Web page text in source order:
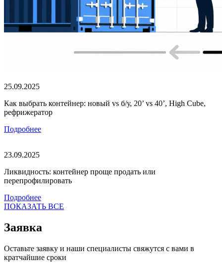
25.09.2025
Как выбрать контейнер: новый vs б/у, 20’ vs 40’, High Cube,
рефрижератор
Подробнее
23.09.2025
Ликвидность: контейнер проще продать или
перепрофилировать
Подробнее
ПОКАЗАТЬ ВСЕ
Заявка
Оставьте заявку и наши специалисты свяжутся с вами в
кратчайшие сроки